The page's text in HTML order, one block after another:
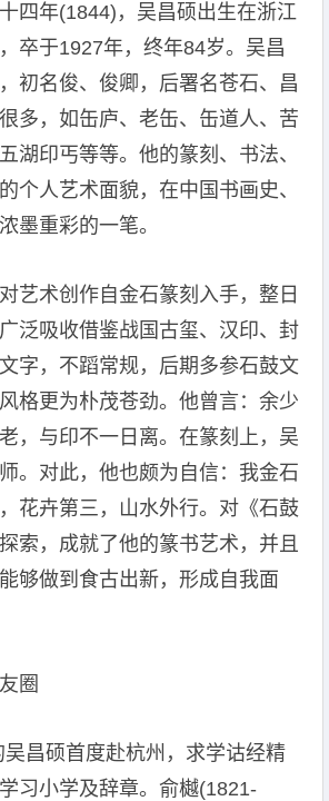
四年(1844)，吴昌硕出生在浙江
卒于1927年，终年84岁。吴昌
初名俊、俊卿，后署名苍石、昌
多，如缶庐、老缶、缶道人、苦
湖印丐等等。他的篆刻、书法、
个人艺术面貌，在中国书画史、
墨重彩的一笔。
艺术创作自金石篆刻入手，整日
泛吸收借鉴战国古玺、汉印、封
字，不蹈常规，后期多参石鼓文
格更为朴茂苍劲。他曾言：余少
，与印不一日离。在篆刻上，吴
。对此，他也颇为自信：我金石
花卉第三，山水外行。对《石鼓
索，成就了他的篆书艺术，并且
够做到食古出新，形成自我面
圈
昌硕首度赴杭州，求学诂经精
习小学及辞章。俞樾(1821-